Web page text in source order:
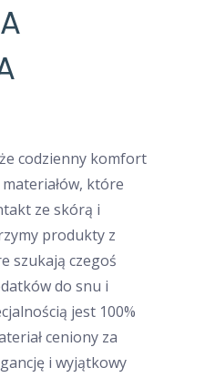
codzienny komfort
które
ze skórą i
produkty z
szukają czegoś
do snu i
jest 100%
ceniony za
i wyjątkowy